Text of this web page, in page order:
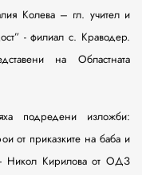
Колева – гл. учител и
- филиал с. Краводер.
на Областната
подредени изложби:
от приказките на баба и
Никол Кирилова от ОДЗ